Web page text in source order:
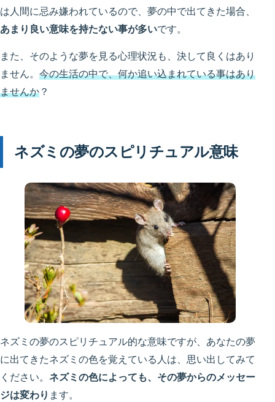
は人間に忌み嫌われているので、夢の中で出てきた場合、
あまり良い意味を持たない事が多いです。
また、そのような夢を見る心理状況も、決して良くはあり
ません。 今の生活の中で、何か追い込まれている事はあり
ませんか ？
ネズミの夢のスピリチュアル意味
ネズミの夢のスピリチュアル的な意味ですが、あなたの夢
に出てきたネズミの色を覚えている人は、思い出してみて
ください。 ネズミの色によっても、その夢からのメッセー
ジは変わり ます。